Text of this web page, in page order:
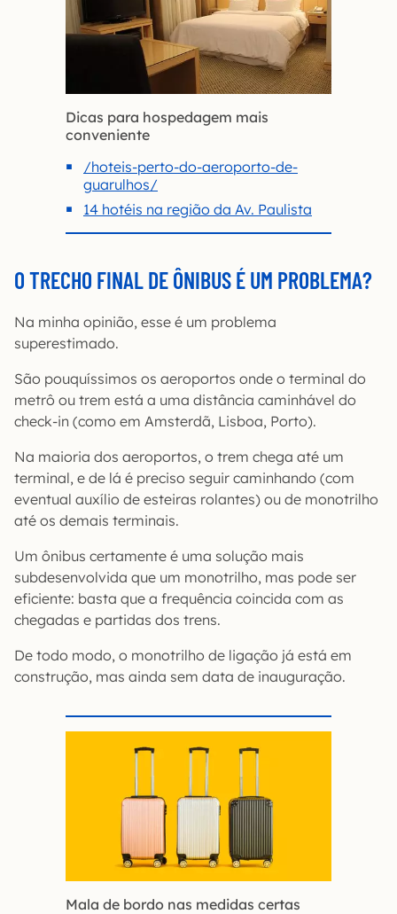
Dicas para hospedagem mais
conveniente
/hoteis-perto-do-aeroporto-de-
guarulhos/
14 hotéis na região da Av. Paulista
O TRECHO FINAL DE ÔNIBUS É UM PROBLEMA?
Na minha opinião, esse é um problema
superestimado.
São pouquíssimos os aeroportos onde o terminal do
metrô ou trem está a uma distância caminhável do
check-in (como em Amsterdã, Lisboa, Porto).
Na maioria dos aeroportos, o trem chega até um
terminal, e de lá é preciso seguir caminhando (com
eventual auxílio de esteiras rolantes) ou de monotrilho
até os demais terminais.
Um ônibus certamente é uma solução mais
subdesenvolvida que um monotrilho, mas pode ser
eficiente: basta que a frequência coincida com as
chegadas e partidas dos trens.
De todo modo, o monotrilho de ligação já está em
construção, mas ainda sem data de inauguração.
Mala de bordo nas medidas certas